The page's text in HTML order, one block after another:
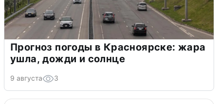
Прогноз погоды в Красноярске: жара
ушла, дожди и солнце
9 августа 3